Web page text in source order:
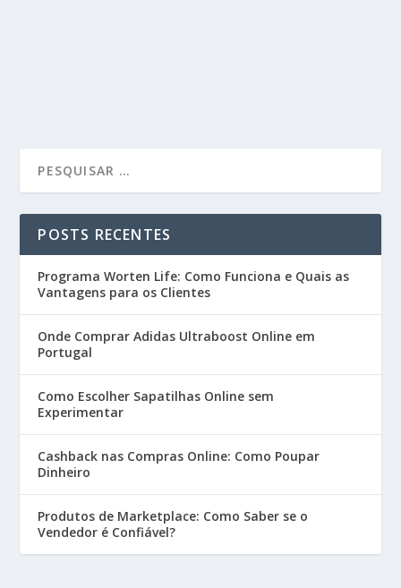
POSTS RECENTES
Programa Worten Life: Como Funciona e Quais as
Vantagens para os Clientes
Onde Comprar Adidas Ultraboost Online em
Portugal
Como Escolher Sapatilhas Online sem
Experimentar
Cashback nas Compras Online: Como Poupar
Dinheiro
Produtos de Marketplace: Como Saber se o
Vendedor é Confiável?